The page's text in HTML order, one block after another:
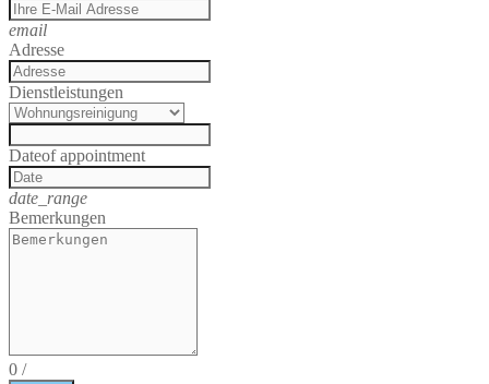
email
Adresse
Dienstleistungen
Dateof appointment
date_range
Bemerkungen
0 /